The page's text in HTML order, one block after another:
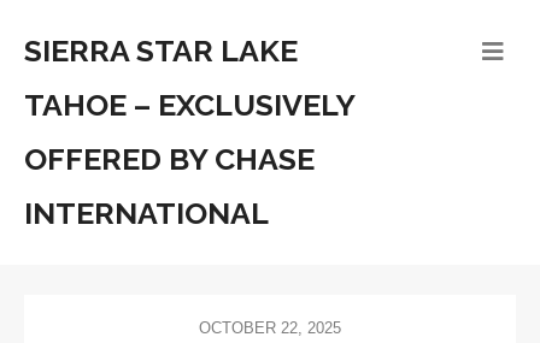
SIERRA STAR LAKE
TAHOE – EXCLUSIVELY
OFFERED BY CHASE
INTERNATIONAL
OCTOBER 22, 2025